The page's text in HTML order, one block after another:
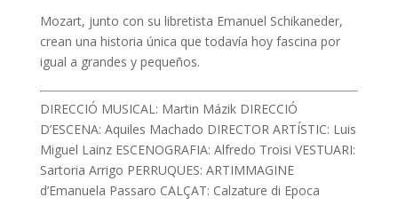
Mozart, junto con su libretista Emanuel Schikaneder,
crean una historia única que todavía hoy fascina por
igual a grandes y pequeños.
DIRECCIÓ MUSICAL: Martin Mázik DIRECCIÓ
D’ESCENA: Aquiles Machado DIRECTOR ARTÍSTIC: Luis
Miguel Lainz ESCENOGRAFIA: Alfredo Troisi VESTUARI:
Sartoria Arrigo PERRUQUES: ARTIMMAGINE
d’Emanuela Passaro CALÇAT: Calzature di Epoca